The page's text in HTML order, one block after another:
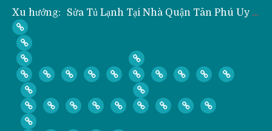
Xu hướng:
” Hỏi ” Máy Lạnh Kém Lạnh, Chỉ Có Gió Không Lạnh Phải Làm Sao?
Dịch Vụ Sửa Tủ Lạnh Tại Nhà Quận 3